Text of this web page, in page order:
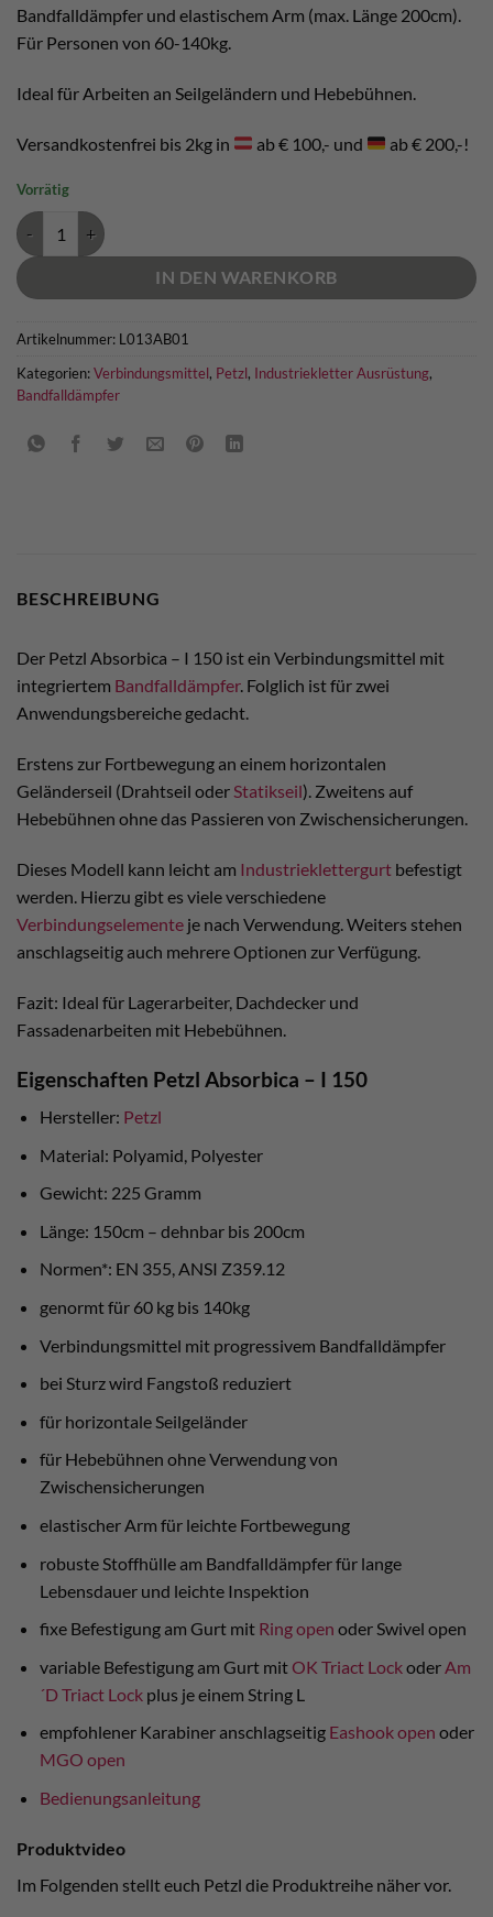
Bandfalldämpfer und elastischem Arm (max. Länge 200cm).
Für Personen von 60-140kg.
Ideal für Arbeiten an Seilgeländern und Hebebühnen.
Versandkostenfrei bis 2kg in ab € 100,- und ab € 200,-!
Vorrätig
Petzl Absorbica - I 150 Menge
IN DEN WARENKORB
Artikelnummer: L013AB01
Kategorien:Verbindungsmittel, Petzl, Industriekletter Ausrüstung,
Bandfalldämpfer
BESCHREIBUNG
Der Petzl Absorbica – I 150 ist ein Verbindungsmittel mit
integriertem Bandfalldämpfer. Folglich ist für zwei
Anwendungsbereiche gedacht.
Erstens zur Fortbewegung an einem horizontalen
Geländerseil (Drahtseil oderStatikseil). Zweitens auf
Hebebühnen ohne das Passieren von Zwischensicherungen.
Dieses Modell kann leicht am Industrieklettergurt befestigt
werden. Hierzu gibt es viele verschiedene
Verbindungselemente je nach Verwendung. Weiters stehen
anschlagseitig auch mehrere Optionen zur Verfügung.
Fazit: Ideal für Lagerarbeiter, Dachdecker und
Fassadenarbeiten mit Hebebühnen.
Eigenschaften Petzl Absorbica – I 150
Hersteller: Petzl
Material: Polyamid, Polyester
Gewicht: 225 Gramm
Länge: 150cm – dehnbar bis 200cm
Normen*: EN 355, ANSI Z359.12
genormt für 60 kg bis 140kg
Verbindungsmittel mit progressivem Bandfalldämpfer
bei Sturz wird Fangstoß reduziert
für horizontale Seilgeländer
für Hebebühnen ohne Verwendung von
Zwischensicherungen
elastischer Arm für leichte Fortbewegung
robuste Stoffhülle am Bandfalldämpfer für lange
Lebensdauer und leichte Inspektion
fixe Befestigung am Gurt mit Ring open oder Swivel open
variable Befestigung am Gurt mit OK Triact LockoderAm
´D Triact Lockplus je einem String L
empfohlener Karabiner anschlagseitig Eashook open oder
MGO open
Bedienungsanleitung
Produktvideo
Im Folgenden stellt euch Petzl die Produktreihe näher vor.